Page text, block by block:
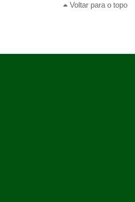
Voltar para o topo